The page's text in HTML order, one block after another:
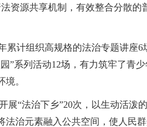
资源共享机制，有效整合分散
计组织高规格的法治专题讲座
系列活动12场，有力筑牢了青
。
“法治下乡”20次，以生动活泼
治元素融入公共空间，使人民